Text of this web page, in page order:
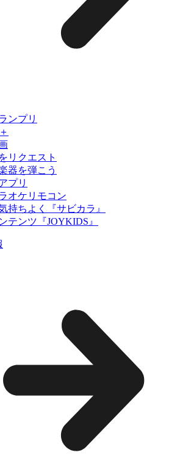
ンプリ
リクエスト
器を弾こう
プリ
オケリモコン
持ちよく『サビカラ』
テンツ『JOYKIDS』